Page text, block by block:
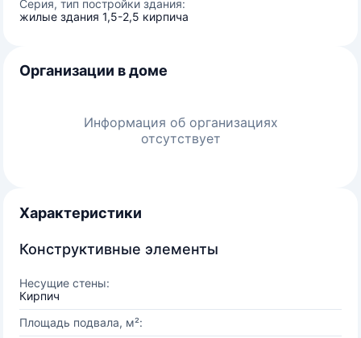
Серия, тип постройки здания:
жилые здания 1,5-2,5 кирпича
Организации в доме
Информация об организациях
отсутствует
Характеристики
Конструктивные элементы
Несущие стены:
Кирпич
Площадь подвала, м²: